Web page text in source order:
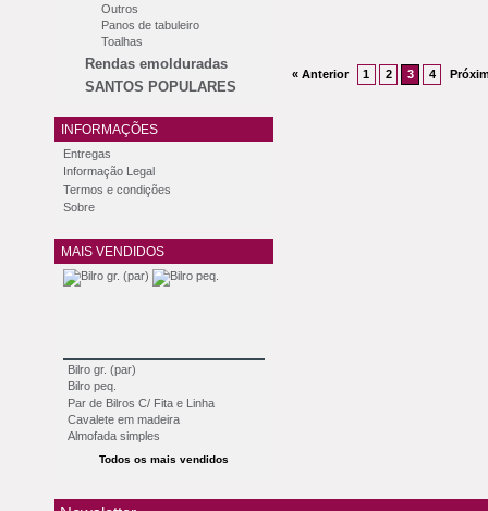
Outros
Panos de tabuleiro
Toalhas
Rendas emolduradas
SANTOS POPULARES
INFORMAÇÕES
Entregas
Informação Legal
Termos e condições
Sobre
MAIS VENDIDOS
Bilro gr. (par)
Bilro peq.
Par de Bilros C/ Fita e Linha
Cavalete em madeira
Almofada simples
Todos os mais vendidos
« Anterior 1 2 3 4